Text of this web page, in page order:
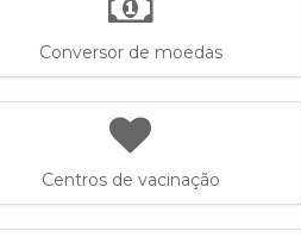
Conversor de moedas
Centros de vacinação